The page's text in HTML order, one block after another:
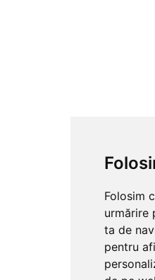
Folosim
urmărire
ta de
pentru